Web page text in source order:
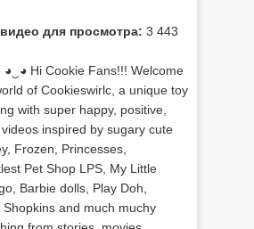
для просмотра: 3 443
◕‿◕ Hi Cookie Fans!!! Welcome
of Cookieswirlc, a unique toy
with super happy, positive,
inspired by sugary cute
Frozen, Princesses,
Pet Shop LPS, My Little
Barbie dolls, Play Doh,
and much muchy